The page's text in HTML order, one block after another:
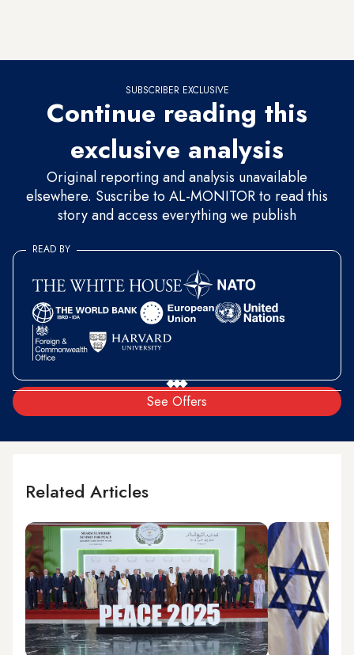
SUBSCRIBER EXCLUSIVE
Continue reading this
exclusive analysis
Original reporting and analysis unavailable
elsewhere. Suscribe to AL-MONITOR to read this
story and access everything we publish
See Offers
READ BY
Related Articles